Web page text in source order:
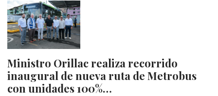
Ministro Orillac realiza recorrido
inaugural de nueva ruta de Metrobus
con unidades 100%…